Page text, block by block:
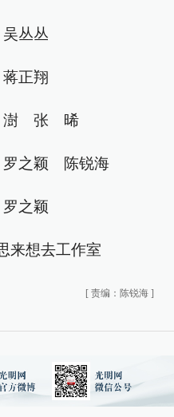
吴丛丛
蒋正翔
张 晞
之颖 陈锐海
罗之颖
来想去工作室
[ 责编：陈锐海 ]